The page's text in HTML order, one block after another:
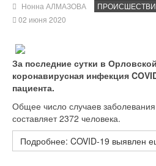
Нонна АЛМАЗОВА
02 июня 2020
За последние сутки в
коронавирусная инфекция
пациента.
Общее число случаев
составляет 2372 человека.
Подробнее: COVID-19 выявлен